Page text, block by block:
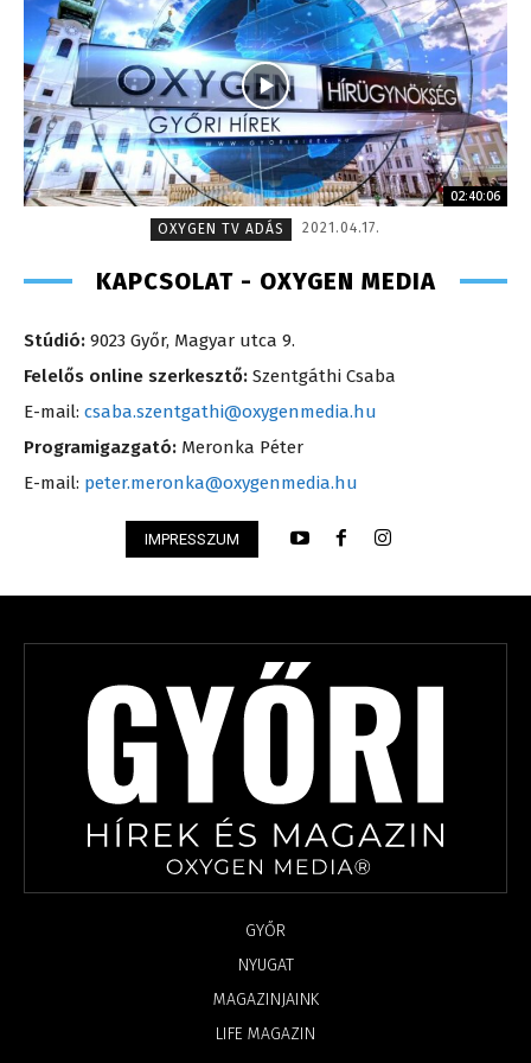
02:40:06
OXYGEN TV ADÁS
2021.04.17.
KAPCSOLAT - OXYGEN MEDIA
Stúdió: 9023 Győr, Magyar utca 9.
Felelős online szerkesztő: Szentgáthi Csaba
E-mail: csaba.szentgathi@oxygenmedia.hu
Programigazgató: Meronka Péter
E-mail: peter.meronka@oxygenmedia.hu
IMPRESSZUM
GYŐR
NYUGAT
MAGAZINJAINK
LIFE MAGAZIN